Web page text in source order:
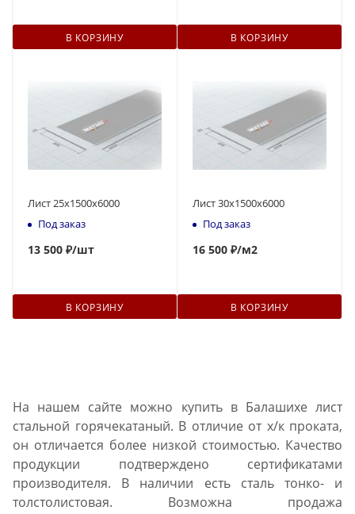
В КОРЗИНУ В КОРЗИНУ
Лист 25х1500х6000
Под заказ
13 500 ₽/шт
В КОРЗИНУ
Лист 30х1500х6000
Под заказ
16 500 ₽/м2
В КОРЗИНУ
На нашем сайте можно купить в Балашихе лист
стальной горячекатаный. В отличие от х/к проката,
он отличается более низкой стоимостью. Качество
продукции подтверждено сертификатами
производителя. В наличии есть сталь тонко- и
толстолистовая. Возможна продажа